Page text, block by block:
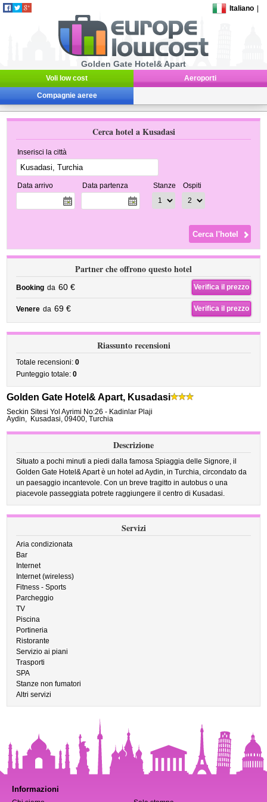
Italiano
Golden Gate Hotel& Apart
Voli low cost Aeroporti
Compagnie aeree
Cerca hotel a Kusadasi
Inserisci la città
Data arrivo Data partenza Stanze Ospiti
Partner che offrono questo hotel
Booking da 60 € Verifica il prezzo
Venere da 69 € Verifica il prezzo
Riassunto recensioni
Totale recensioni:0
Punteggio totale:0
Golden Gate Hotel& Apart, Kusadasi
Seckin Sitesi Yol Ayrimi No:26 - Kadinlar Plaji
Aydin, Kusadasi,09400, Turchia
Descrizione
Situato a pochi minuti a piedi dalla famosa Spiaggia delle Signore, il
Golden Gate Hotel& Apart è un hotel ad Aydin, in Turchia, circondato da
un paesaggio incantevole. Con un breve tragitto in autobus o una
piacevole passeggiata potrete raggiungere il centro di Kusadasi.
Servizi
Aria condizionata
Bar
Internet
Internet (wireless)
Fitness - Sports
Parcheggio
TV
Piscina
Portineria
Ristorante
Servizio ai piani
Trasporti
SPA
Stanze non fumatori
Altri servizi
Informazioni